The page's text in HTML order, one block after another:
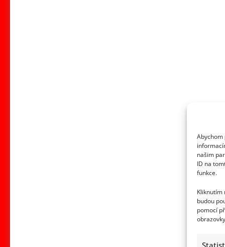
Abychom
našim
ID na
funkce.
Kliknutím
budou
pomocí